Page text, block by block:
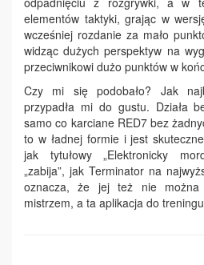
elementów taktyki, grając w
wcześniej rozdanie za mało
widząc dużych perspektyw na
przeciwnikowi dużo punktów w
Czy mi się podobało? Jak
przypadła mi do gustu. Działa
samo co karciane RED7 bez
to w ładnej formie i jest
jak tytułowy „Elektronicky
„zabija”, jak Terminator na
oznacza, że jej też nie można
mistrzem, a ta aplikacja do